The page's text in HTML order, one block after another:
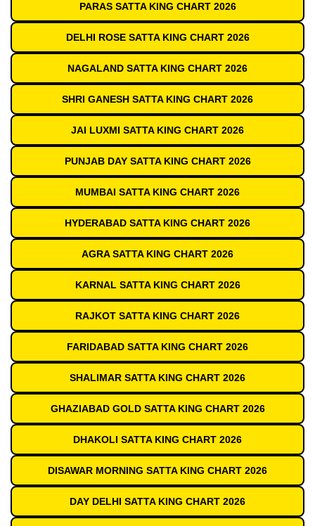
PARAS SATTA KING CHART 2026
DELHI ROSE SATTA KING CHART 2026
NAGALAND SATTA KING CHART 2026
SHRI GANESH SATTA KING CHART 2026
JAI LUXMI SATTA KING CHART 2026
PUNJAB DAY SATTA KING CHART 2026
MUMBAI SATTA KING CHART 2026
HYDERABAD SATTA KING CHART 2026
AGRA SATTA KING CHART 2026
KARNAL SATTA KING CHART 2026
RAJKOT SATTA KING CHART 2026
FARIDABAD SATTA KING CHART 2026
SHALIMAR SATTA KING CHART 2026
GHAZIABAD GOLD SATTA KING CHART 2026
DHAKOLI SATTA KING CHART 2026
DISAWAR MORNING SATTA KING CHART 2026
DAY DELHI SATTA KING CHART 2026